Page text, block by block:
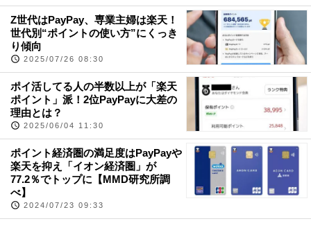
Z世代はPayPay、専業主婦は楽天！
世代別“ポイントの使い方”にくっき
り傾向
2025/07/26 08:30
ポイ活してる人の半数以上が「楽天
ポイント」派！2位PayPayに大差の
理由とは？
2025/06/04 11:30
ポイント経済圏の満足度はPayPayや
楽天を抑え「イオン経済圏」が
77.2％でトップに【MMD研究所調
べ】
2024/07/23 09:33